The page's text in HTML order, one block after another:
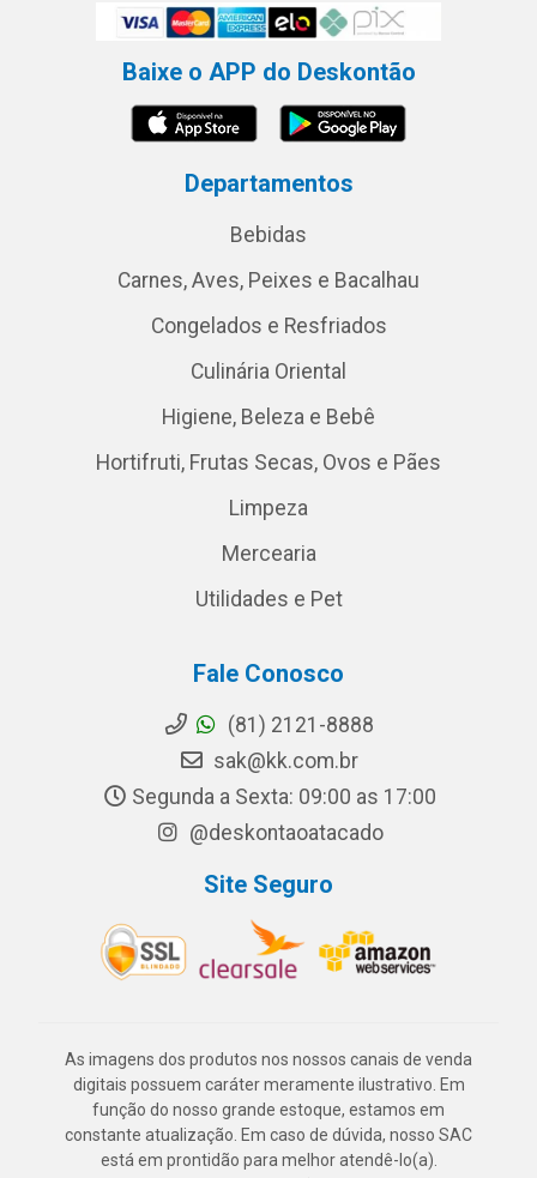
Baixe o APP do Deskontão
Departamentos
Bebidas
Carnes, Aves, Peixes e Bacalhau
Congelados e Resfriados
Culinária Oriental
Higiene, Beleza e Bebê
Hortifruti, Frutas Secas, Ovos e Pães
Limpeza
Mercearia
Utilidades e Pet
Fale Conosco
(81) 2121-8888
sak@kk.com.br
Segunda a Sexta: 09:00 as 17:00
@deskontaoatacado
Site Seguro
As imagens dos produtos nos nossos canais de venda
digitais possuem caráter meramente ilustrativo. Em
função do nosso grande estoque, estamos em
constante atualização. Em caso de dúvida, nosso SAC
está em prontidão para melhor atendê-lo(a).